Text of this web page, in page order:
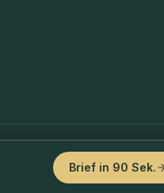
Persoblogger.deMarlow D.
Brief in 90 Sek.